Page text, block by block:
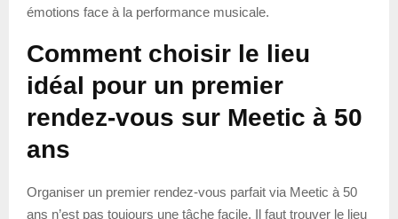
émotions face à la performance musicale.
Comment choisir le lieu
idéal pour un premier
rendez-vous sur Meetic à 50
ans
Organiser un premier rendez-vous parfait via Meetic à 50
ans n’est pas toujours une tâche facile. Il faut trouver le lieu